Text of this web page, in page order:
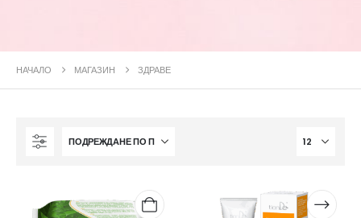
НАЧАЛО МАГАЗИН ЗДРАВЕ